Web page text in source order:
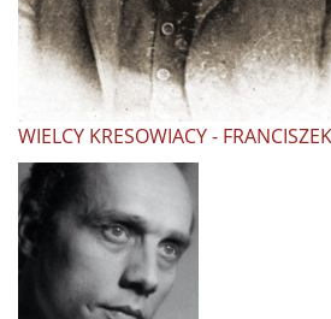
WIELCY KRESOWIACY -